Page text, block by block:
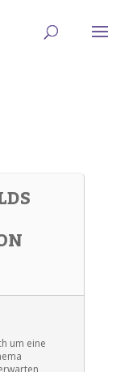
um eine